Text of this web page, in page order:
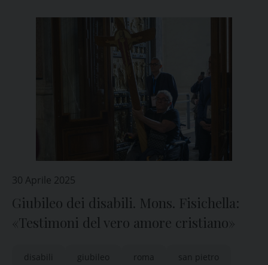
30 Aprile 2025
Giubileo dei disabili. Mons. Fisichella:
«Testimoni del vero amore cristiano»
disabili giubileo roma san pietro